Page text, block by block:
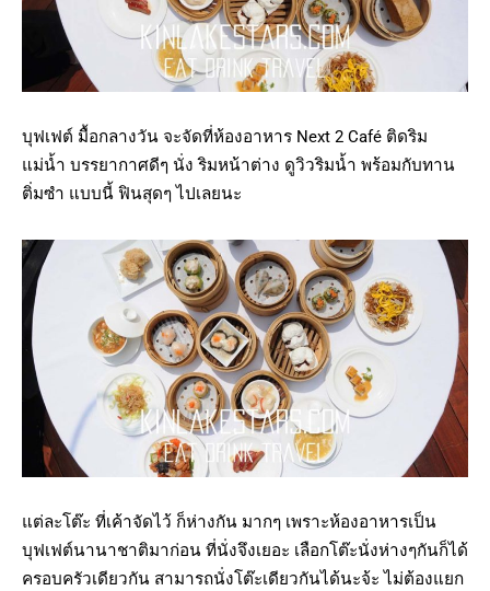
บุฟเฟต์ มื้อกลางวัน จะจัดที่ห้องอาหาร Next 2 Café ติดริม
แม่น้ำ บรรยากาศดีๆ นั่ง ริมหน้าต่าง ดูวิวริมน้ำ พร้อมกับทาน
ติ่มซำ แบบนี้ ฟินสุดๆ ไปเลยนะ
แต่ละโต๊ะ ที่เค้าจัดไว้ ก็ห่างกัน มากๆ เพราะห้องอาหารเป็น
บุฟเฟต์นานาชาติมาก่อน ที่นั่งจึงเยอะ เลือกโต๊ะนั่งห่างๆกันก็ได้
ครอบครัวเดียวกัน สามารถนั่งโต๊ะเดียวกันได้นะจ้ะ ไม่ต้องแยก